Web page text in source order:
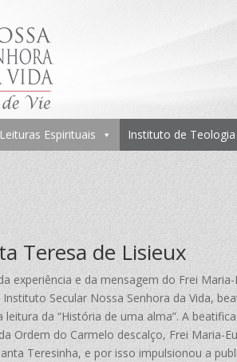
Leituras Espirituais Instituto de Teologia
Teresa de Lisieux
experiência e da mensagem do Frei
Secular Nossa Senhora da Vida,
da “História de uma alma”. A
Ordem do Carmelo descalço, Frei Maria-
Teresinha, e por isso impulsionou a